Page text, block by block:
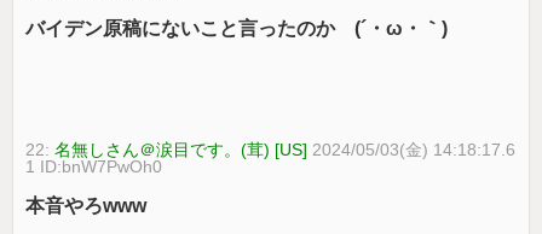
バイデン原稿にないこと言ったのか (´・ω・｀)
22:名無しさん＠涙目です。(茸) [US] 2024/05/03(金) 14:18:17.6
1 ID:bnW7PwOh0
本音やろwww